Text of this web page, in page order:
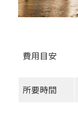
費用目安
所要時間